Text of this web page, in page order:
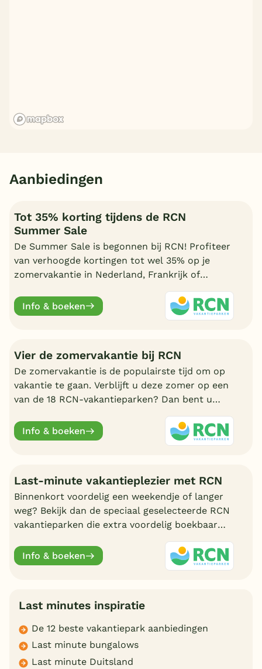
Aanbiedingen
Tot 35% korting tijdens de RCN
Summer Sale
De Summer Sale is begonnen bij RCN! Profiteer
van verhoogde kortingen tot wel 35% op je
zomervakantie in Nederland, Frankrijk of
Info & boeken
Vier de zomervakantie bij RCN
De zomervakantie is de populairste tijd om op
vakantie te gaan. Verblijft u deze zomer op een
van de 18 RCN-vakantieparken? Dan bent u
jong en oud.
Info & boeken
Last-minute vakantieplezier met RCN
Binnenkort voordelig een weekendje of langer
weg? Bekijk dan de speciaal geselecteerde RCN
vakantieparken die extra voordelig boekbaar
Info & boeken
Last minutes inspiratie
De 12 beste vakantiepark aanbiedingen
Last minute bungalows
Last minute Duitsland